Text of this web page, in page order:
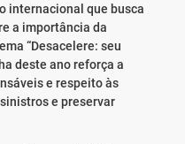
internacional que busca
a importância da
“Desacelere: seu
deste ano reforça a
e respeito às
e preservar